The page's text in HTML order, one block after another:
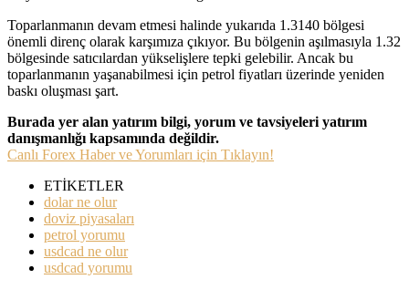
Toparlanmanın devam etmesi halinde yukarıda 1.3140 bölgesi
önemli direnç olarak karşımıza çıkıyor. Bu bölgenin aşılmasıyla 1.32
bölgesinde satıcılardan yükselişlere tepki gelebilir. Ancak bu
toparlanmanın yaşanabilmesi için petrol fiyatları üzerinde yeniden
baskı oluşması şart.
Burada yer alan yatırım bilgi, yorum ve tavsiyeleri yatırım
danışmanlığı kapsamında değildir.
Canlı Forex Haber ve Yorumları için Tıklayın!
ETİKETLER
dolar ne olur
doviz piyasaları
petrol yorumu
usdcad ne olur
usdcad yorumu